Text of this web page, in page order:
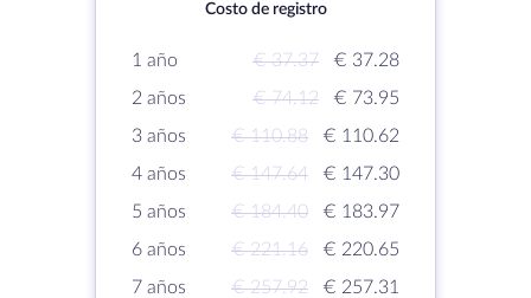
Costo de registro
1 año € 37.37
€ 37.28
2 años
€ 74.12
€ 73.95
3 años
€ 110.88
€ 110.62
4 años
€ 147.64
€ 147.30
5 años
€ 184.40
€ 183.97
6 años
€ 221.16
€ 220.65
7 años
€ 257.92
€ 257.31